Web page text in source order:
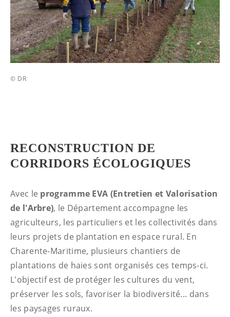
© DR
RECONSTRUCTION DE
CORRIDORS ÉCOLOGIQUES
Avec le programme EVA (Entretien et Valorisation
de l'Arbre), le Département accompagne les
agriculteurs, les particuliers et les collectivités dans
leurs projets de plantation en espace rural. En
Charente-Maritime, plusieurs chantiers de
plantations de haies sont organisés ces temps-ci.
L'objectif est de protéger les cultures du vent,
préserver les sols, favoriser la biodiversité... dans
les paysages ruraux.